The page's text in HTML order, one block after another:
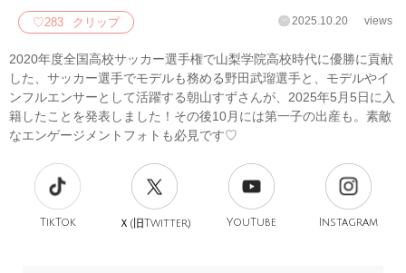
♡283 クリップ 2025.10.20 views
2020年度全国高校サッカー選手権で山梨学院高校時代に優勝に貢献
した、サッカー選手でモデルも務める野田武瑠選手と、モデルやイ
ンフルエンサーとして活躍する朝山すずさんが、2025年5月5日に入
籍したことを発表しました！その後10月には第一子の出産も。素敵
なエンゲージメントフォトも必見です♡
TikTok Ｘ(旧Twitter) YouTube Instagram